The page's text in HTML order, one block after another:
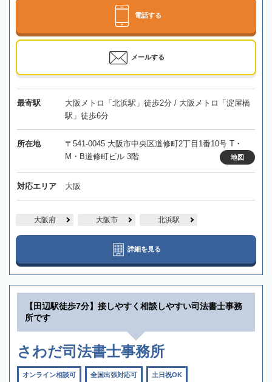
電話する
メールする
最寄駅
大阪メトロ「北浜駅」徒歩2分 / 大阪メトロ「淀屋橋
駅」徒歩6分
所在地
〒541-0045 大阪市中央区道修町2丁目1番10号 T・
M・B道修町ビル 3階
地図
対応エリア 大阪
大阪府 大阪市 北浜駅
詳細を見る
【田辺駅徒歩7分】接しやすく相談しやすい司法書士事務
所です
さわだ司法書士事務所
オンライン相談可 全国出張対応可 土日祝OK